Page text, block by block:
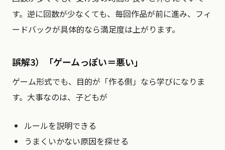
す。逆に回数が少なくても、毎回作品が前に進み、フィ
ードバックが具体的なら満足度は上がります。
誤解3）「ゲームっぽい＝悪い」
ゲーム形式でも、目的が「作る側」なら学びになりま
す。大事なのは、子どもが
ルールを説明できる
うまくいかない原因を探せる